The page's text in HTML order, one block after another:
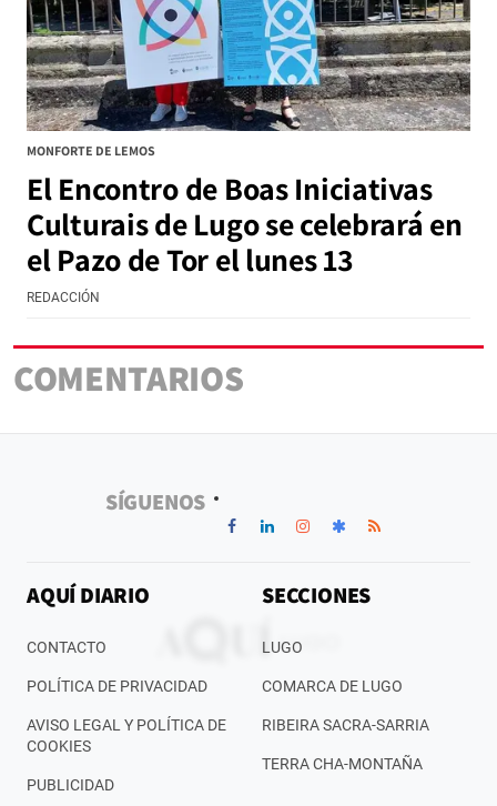
MONFORTE DE LEMOS
El Encontro de Boas Iniciativas
Culturais de Lugo se celebrará en
el Pazo de Tor el lunes 13
REDACCIÓN
COMENTARIOS
SÍGUENOS
AQUÍ DIARIO
CONTACTO
POLÍTICA DE PRIVACIDAD
AVISO LEGAL Y POLÍTICA DE
COOKIES
PUBLICIDAD
SECCIONES
LUGO
COMARCA DE LUGO
RIBEIRA SACRA-SARRIA
TERRA CHA-MONTAÑA